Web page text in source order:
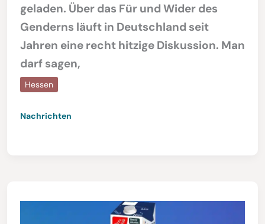
geladen. Über das Für und Wider des
Genderns läuft in Deutschland seit
Jahren eine recht hitzige Diskussion. Man
darf sagen,
Hessen
Nachrichten